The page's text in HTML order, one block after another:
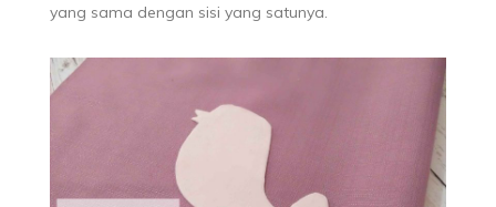
yang sama dengan sisi yang satunya.